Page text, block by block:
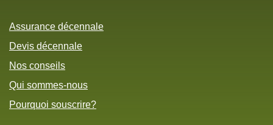
Assurance décennale
Devis décennale
Nos conseils
Qui sommes-nous
Pourquoi souscrire?